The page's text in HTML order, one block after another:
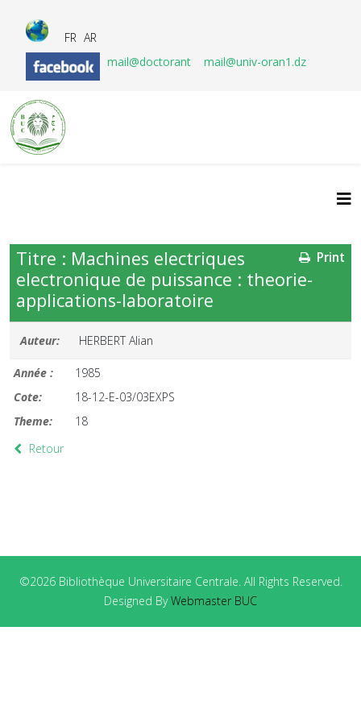
FR AR
mail@doctorant
mail@univ-oran1.dz
Print
Titre : Machines electriques
electronique de puissance : theorie-
applications-laboratoire
Auteur: HERBERT Alian
Année :
1985
Cote:
18-12-E-03/03EXPS
Theme:
18
Retour
©2026 Bibliothèque Universitaire Centrale. All Rights Reserved.
Designed ByWebmaster BUC